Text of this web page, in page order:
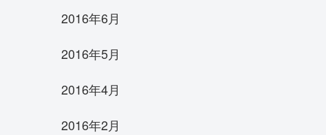
2016年6月
2016年5月
2016年4月
2016年2月